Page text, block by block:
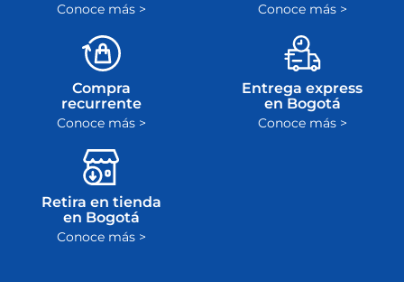
Conoce más > Conoce más >
Compra
recurrente
Conoce más >
Entrega express
en Bogotá
Conoce más >
Retira en tienda
en Bogotá
Conoce más >